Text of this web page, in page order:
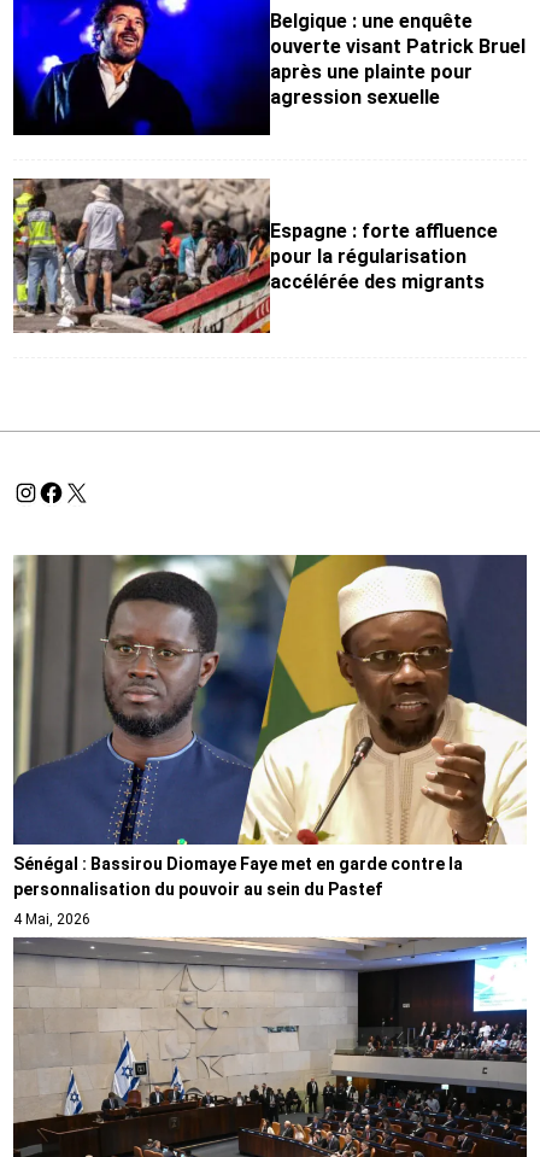
Belgique : une enquête
ouverte visant Patrick Bruel
après une plainte pour
agression sexuelle
Espagne : forte affluence
pour la régularisation
accélérée des migrants
Sénégal : Bassirou Diomaye Faye met en garde contre la
personnalisation du pouvoir au sein du Pastef
4 Mai, 2026